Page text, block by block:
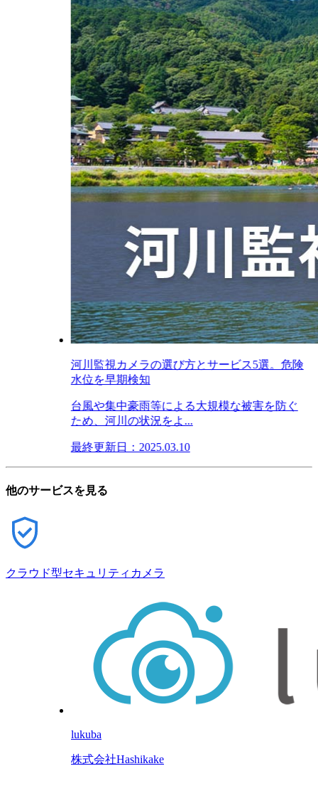
河川監視カメラの選び方とサービス5選。危険
水位を早期検知
台風や集中豪雨等による大規模な被害を防ぐ
ため、河川の状況をよ...
最終更新日：2025.03.10
他のサービスを見る
クラウド型セキュリティカメラ
lukuba
株式会社Hashikake